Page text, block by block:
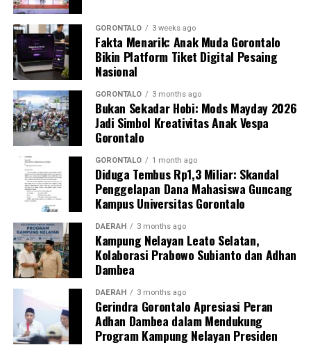
“Penyelamatan jiwa ibu hamil saat bencana tidak bisa
hanya bergantung pada fasilitas kesehatan formal.
Harus ada sistem kesiapsiagaan berbasis masyarakat
yang solid. Kehadiran buku panduan ini memperjelas
alur koordinasi penanganan darurat di lapangan,” ujar
DPL KKN.
Pelatihan berlangsung interaktif lewat simulasi
penanganan awal, diskusi kasus, hingga penyamaan
persepsi peran keluarga dalam pengawasan masa
kehamilan.
InisiatifBUMIL TANGGUHmenjadi wujud nyata
komitmen KKN Profesi Kesehatan UNG 2026 dalam
mengoptimalkan pengawasan kehamilan risiko tinggi.
Melalui sinergi mahasiswa, kader, dan pemerintah desa,
UNG berharap terbangun sistem mitigasi kebencanan
maternal yang tanggap, terintegrasi, dan berkelanjutan.
GORONTALO 3 weeks ago
Fakta Menarik: Anak Muda Gorontalo
Bikin Platform Tiket Digital Pesaing
Nasional
GORONTALO 3 months ago
Bukan Sekadar Hobi: Mods Mayday 2026
Jadi Simbol Kreativitas Anak Vespa
Gorontalo
GORONTALO 1 month ago
Diduga Tembus Rp1,3 Miliar: Skandal
Penggelapan Dana Mahasiswa Guncang
Kampus Universitas Gorontalo
DAERAH 3 months ago
Kampung Nelayan Leato Selatan,
Kolaborasi Prabowo Subianto dan Adhan
Dambea
DAERAH 3 months ago
Gerindra Gorontalo Apresiasi Peran
Adhan Dambea dalam Mendukung
Program Kampung Nelayan Presiden